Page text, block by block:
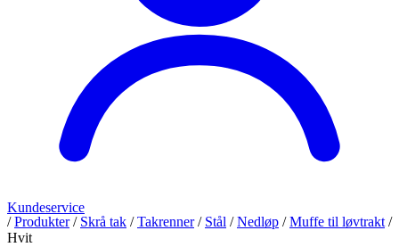
Kundeservice
/ Produkter / Skrå tak / Takrenner / Stål / Nedløp / Muffe til løvtrakt /
Hvit